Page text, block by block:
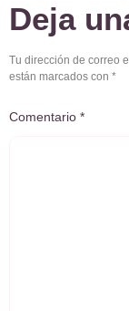
Deja
Tu dirección de correo
están marcados con *
Comentario *